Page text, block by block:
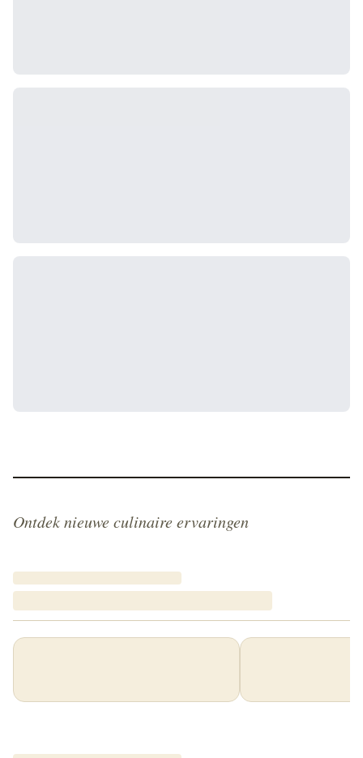
Ontdek nieuwe culinaire ervaringen